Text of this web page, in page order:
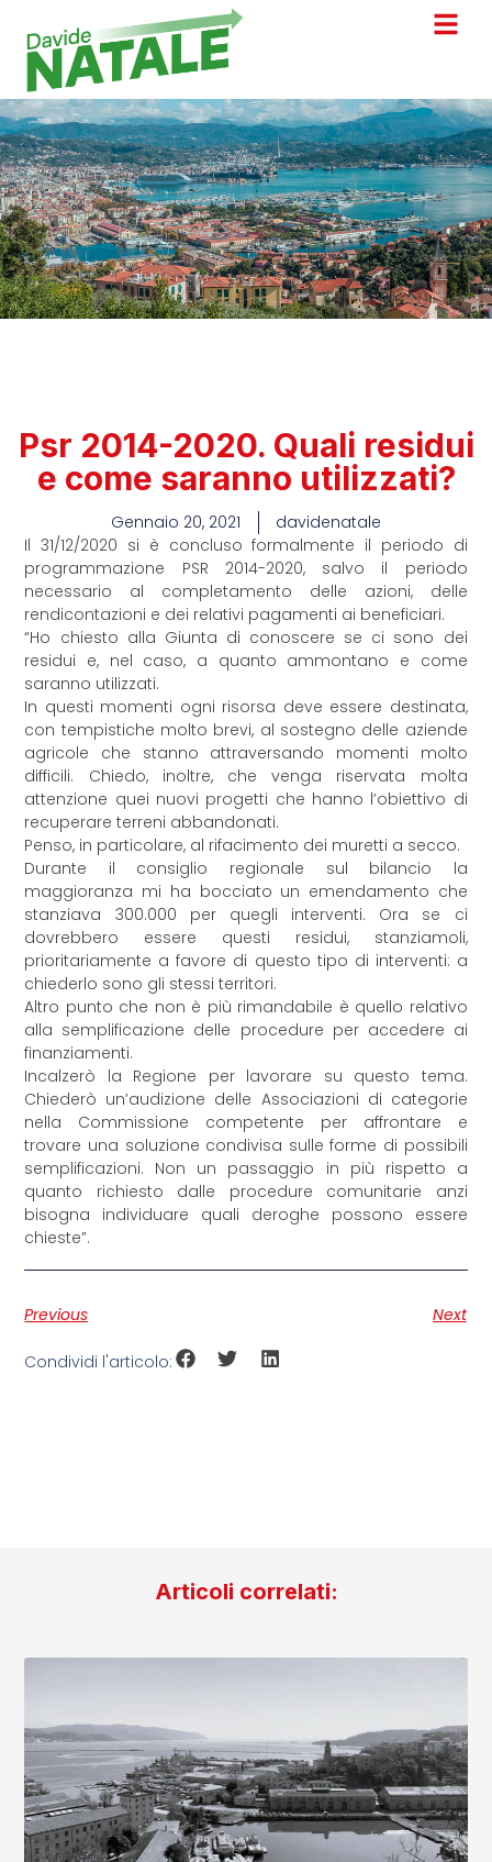
Psr 2014-2020. Quali residui
e come saranno utilizzati?
Gennaio 20, 2021
davidenatale
Il 31/12/2020 si è concluso formalmente il periodo di
programmazione PSR 2014-2020, salvo il periodo
necessario al completamento delle azioni, delle
rendicontazioni e dei relativi pagamenti ai beneficiari.
“Ho chiesto alla Giunta di conoscere se ci sono dei
residui e, nel caso, a quanto ammontano e come
saranno utilizzati.
In questi momenti ogni risorsa deve essere destinata,
con tempistiche molto brevi, al sostegno delle aziende
agricole che stanno attraversando momenti molto
difficili. Chiedo, inoltre, che venga riservata molta
attenzione quei nuovi progetti che hanno l’obiettivo di
recuperare terreni abbandonati.
Penso, in particolare, al rifacimento dei muretti a secco.
Durante il consiglio regionale sul bilancio la
maggioranza mi ha bocciato un emendamento che
stanziava 300.000 per quegli interventi. Ora se ci
dovrebbero essere questi residui, stanziamoli,
prioritariamente a favore di questo tipo di interventi: a
chiederlo sono gli stessi territori.
Altro punto che non è più rimandabile è quello relativo
alla semplificazione delle procedure per accedere ai
finanziamenti.
Incalzerò la Regione per lavorare su questo tema.
Chiederò un’audizione delle Associazioni di categorie
nella Commissione competente per affrontare e
trovare una soluzione condivisa sulle forme di possibili
semplificazioni. Non un passaggio in più rispetto a
quanto richiesto dalle procedure comunitarie anzi
bisogna individuare quali deroghe possono essere
chieste”.
Previous Next
Condividi l'articolo:
Articoli correlati: